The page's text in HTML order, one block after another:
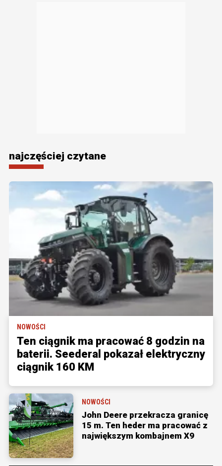
najczęściej czytane
NOWOŚCI
Ten ciągnik ma pracować 8 godzin na
baterii. Seederal pokazał elektryczny
ciągnik 160 KM
NOWOŚCI
John Deere przekracza granicę
15 m. Ten heder ma pracować z
największym kombajnem X9